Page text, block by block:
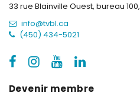
33 rue Blainville Ouest, bureau 100,
info@tvbl.ca
(450) 434-5021
Devenir membre